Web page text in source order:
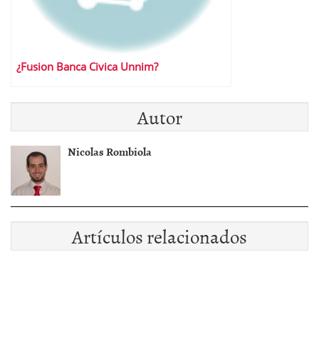
¿Fusion Banca Civica Unnim?
Autor
Nicolas Rombiola
Artículos relacionados